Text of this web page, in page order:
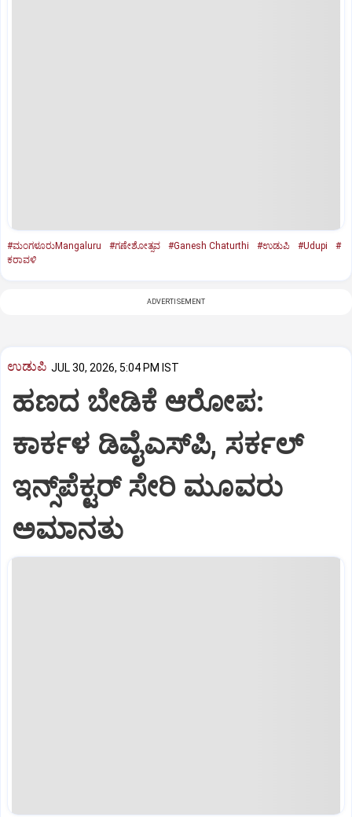
#ಮಂಗಳೂರುMangaluru #ಗಣೇಶೋತ್ಸವ #Ganesh Chaturthi #ಉಡುಪಿ #Udupi
#
ಕರಾವಳಿ
ADVERTISEMENT
ಉಡುಪಿ JUL 30, 2026, 5:04 PM IST
ಹಣದ ಬೇಡಿಕೆ ಆರೋಪ:
ಕಾರ್ಕಳ ಡಿವೈಎಸ್‌ಪಿ, ಸರ್ಕಲ್‌
ಇನ್ಸ್‌ಪೆಕ್ಟರ್‌ ಸೇರಿ ಮೂವರು
ಅಮಾನತು